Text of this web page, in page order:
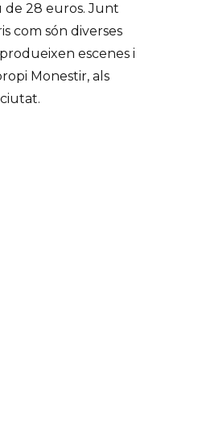
de 28 euros. Junt
com són diverses
escenes i
Monestir, als